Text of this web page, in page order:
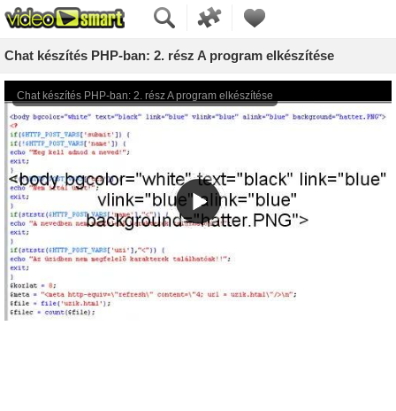
Chat készítés PHP-ban: 2. rész A program elkészítése